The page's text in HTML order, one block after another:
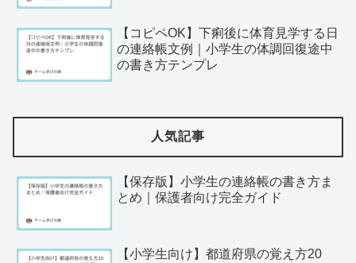
【コピペOK】下痢後に体育見学する日
の連絡帳文例｜小学生の体調回復途中
の書き方テンプレ
人気記事
【保存版】小学生の連絡帳の書き方ま
とめ｜保護者向け完全ガイド
【小学生向け】都道府県の覚え方20